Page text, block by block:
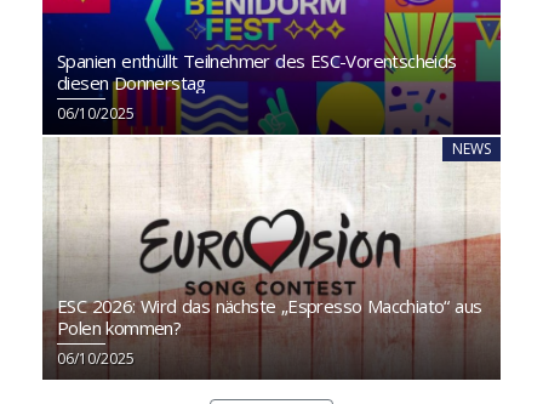
Spanien enthüllt Teilnehmer des ESC-Vorentscheids
diesen Donnerstag
06/10/2025
NEWS
ESC 2026: Wird das nächste „Espresso Macchiato“ aus
Polen kommen?
06/10/2025